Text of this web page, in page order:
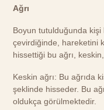
Ağrı
Boyun tutulduğunda kişi
çevirdiğinde, hareketini
hissettiği bu ağrı,
Keskin ağrı: Bu ağrıda
şeklinde hisseder. Bu
oldukça görülmektedir.